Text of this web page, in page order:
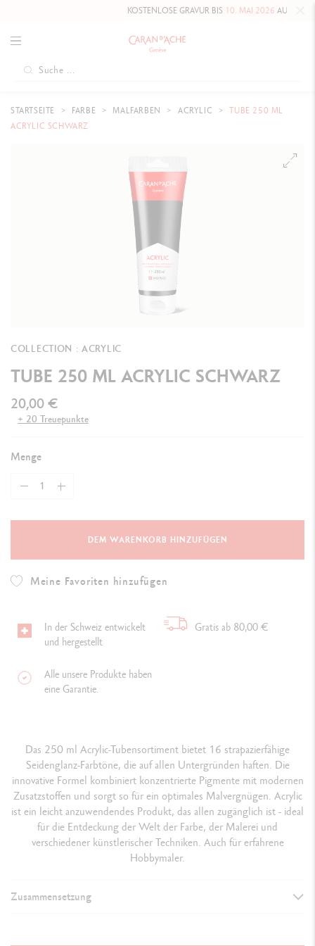
KOSTENLOSE GRAVUR BIS 10. MAI 2026AUF DIE
STARTSEITE FARBE MALFARBEN ACRYLIC
TUBE 250 ML
ACRYLIC SCHWARZ
COLLECTION : ACRYLIC
TUBE 250 ML ACRYLIC SCHWARZ
20,00 €
+ 20 Treuepunkte
Menge
DEM WARENKORB HINZUFÜGEN
Meine Favoriten hinzufügen
In der Schweiz entwickelt
und hergestellt
Gratis ab 80,00 €
Alle unsere Produkte haben
eine Garantie.
Das 250 ml Acrylic-Tubensortiment bietet 16 strapazierfähige
Seidenglanz-Farbtöne, die auf allen Untergründen haften. Die
innovative Formel kombiniert konzentrierte Pigmente mit modernen
Zusatzstoffen und sorgt so für ein optimales Malvergnügen. Acrylic
ist ein leicht anzuwendendes Produkt, das allen zugänglich ist - ideal
für die Entdeckung der Welt der Farbe, der Malerei und
verschiedener künstlerischer Techniken. Auch für erfahrene
Hobbymaler.
Zusammensetzung